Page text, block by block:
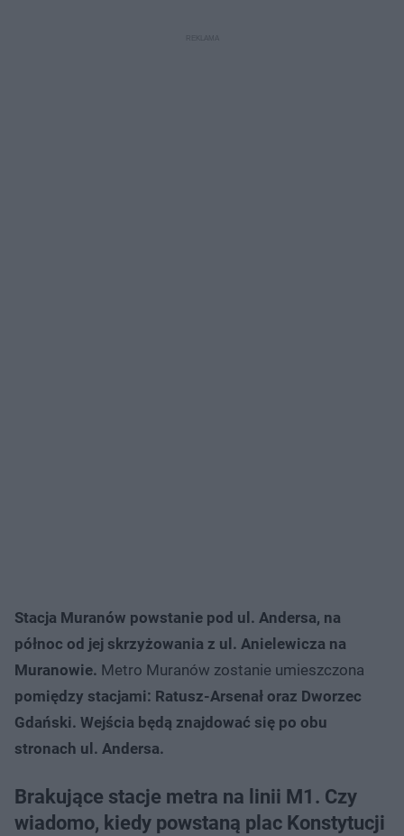
Stacja Muranów powstanie pod ul. Andersa, na
północ od jej skrzyżowania z ul. Anielewicza na
Muranowie. Metro Muranów zostanie umieszczona
pomiędzy stacjami: Ratusz-Arsenał oraz Dworzec
Gdański. Wejścia będą znajdować się po obu
stronach ul. Andersa.
Brakujące stacje metra na linii M1. Czy
wiadomo, kiedy powstaną plac Konstytucji